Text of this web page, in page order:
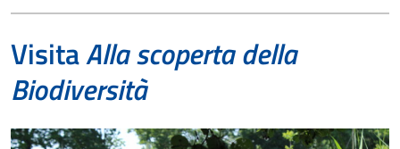
VisitaAlla scoperta della
Biodiversità